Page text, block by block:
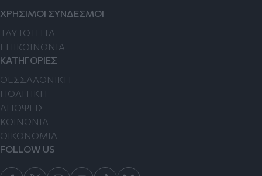
ΧΡΗΣΙΜΟΙ ΣΥΝΔΕΣΜΟΙ
TAYTOTHTA
ΕΠΙΚΟΙΝΩΝΙΑ
ΚΑΤΗΓΟΡΙΕΣ
ΘΕΣΣΑΛΟΝΙΚΗ
ΠΟΛΙΤΙΚΗ
ΑΠΟΨΕΙΣ
ΚΟΙΝΩΝΙΑ
ΟΙΚΟΝΟΜΙΑ
FOLLOW US